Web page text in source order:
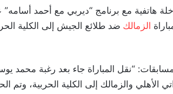
هاتفية مع برنامج “ديربي مع أحمد أسامه”
الزمالك ضد طلائع الجيش إلى الكلية
“نقل المباراة جاء بعد رغبة محمد
الأهلي والزمالك إلى الكلية الحربية، وتم